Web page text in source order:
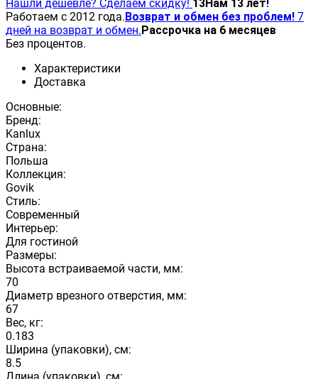
Нашли дешевле? Сделаем скидку! 13Нам 13 лет!
Работаем с 2012 года.Возврат и обмен без проблем! 7
дней на возврат и обмен.Рассрочка на 6 месяцев
Без процентов.
Характеристики
Доставка
Основные:
Бренд:
Kanlux
Страна:
Польша
Коллекция:
Govik
Стиль:
Современный
Интерьер:
Для гостиной
Размеры:
Высота встраиваемой части, мм:
70
Диаметр врезного отверстия, мм:
67
Вес, кг:
0.183
Ширина (упаковки), см:
8.5